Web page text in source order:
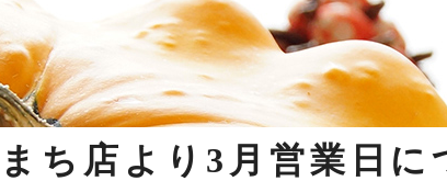
ち店より3月営業日